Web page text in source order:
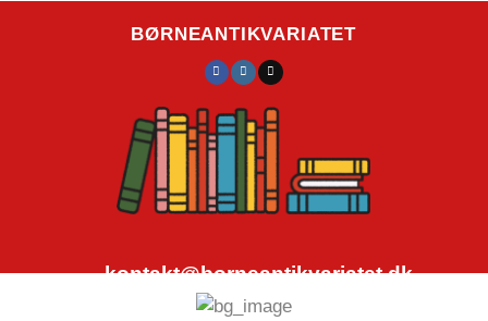
BØRNEANTIKVARIATET
kontakt@borneantikvariatet.dk